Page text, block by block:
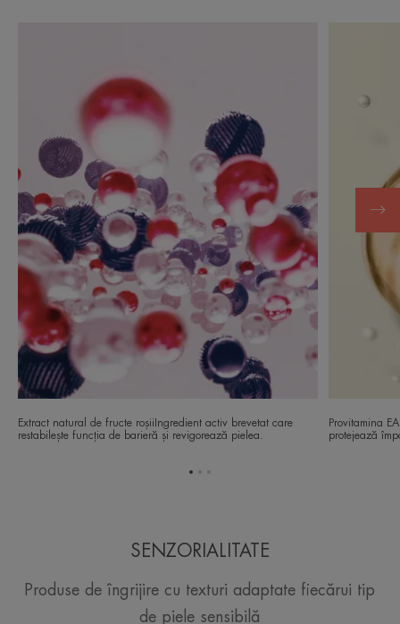
Extract natural de fructe roșiiIngredient activ brevetat care
restabilește funcția de barieră și revigorează pielea.
Provitamina
protejează
SENZORIALITATE
Produse de îngrijire cu texturi adaptate fiecărui tip
de piele sensibilă